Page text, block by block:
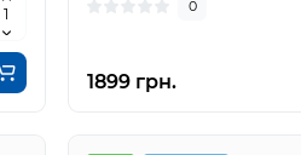
0
1899 грн.